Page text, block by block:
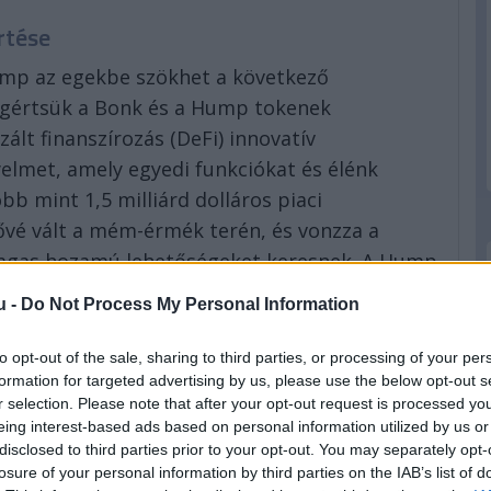
- Do Not Process My Personal Information
opt-out of the sale, sharing to third parties, or processing of your
for targeted advertising by us, please use the below opt-out
selection. Please note that after your opt-out request is processed
interest-based ads based on personal information utilized by us
to third parties prior to your opt-out. You may separately
of your personal information by third parties on the IAB’s list of
az egekbe szökhet a következő
a Bonk és a Hump tokenek
finanszírozás (DeFi) innovatív
amely egyedi funkciókat és élénk
mint 1,5 milliárd dolláros piaci
vált a mém-érmék terén, és vonzza a
hozamú lehetőségeket keresnek. A Hump
meg, kihasználva a Solana blokklánc
kínáljon a felhasználóknak. Annak
piacra, a Hump felhívta a figyelmet a
és ambiciózus céljaira, amelyek célja a